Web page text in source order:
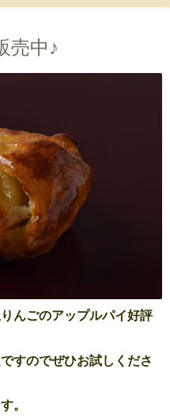
売中♪
んごのアップルパイ好評
すのでぜひお試しくださ
。